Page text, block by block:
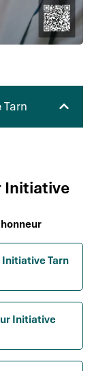
Initiative
Tarn
Initiative